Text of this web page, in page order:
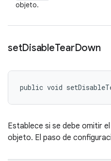
objeto.
setDisableTearDown
public void
Establece si se debe omitir
objeto. El paso de